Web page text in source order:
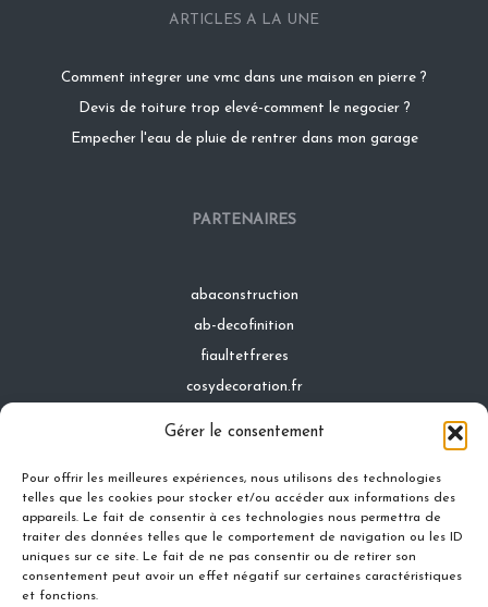
Gérer le consentement
Pour offrir les meilleures expériences, nous utilisons des technologies
telles que les cookies pour stocker et/ou accéder aux informations des
appareils. Le fait de consentir à ces technologies nous permettra de
traiter des données telles que le comportement de navigation ou les ID
uniques sur ce site. Le fait de ne pas consentir ou de retirer son
consentement peut avoir un effet négatif sur certaines caractéristiques
et fonctions.
ARTICLES A LA UNE
Comment integrer une vmc dans une maison en pierre ?
Devis de toiture trop elevé-comment le negocier ?
Empecher l'eau de pluie de rentrer dans mon garage
PARTENAIRES
abaconstruction
ab-decofinition
fiaultetfreres
cosydecoration.fr
Contact
Mentions légales